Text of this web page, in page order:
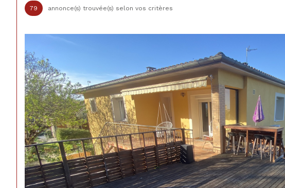
de l'ancien
TYPE DE BIEN
32000 - Auch
79 annonce(s) trouvée(s) selon vos critères